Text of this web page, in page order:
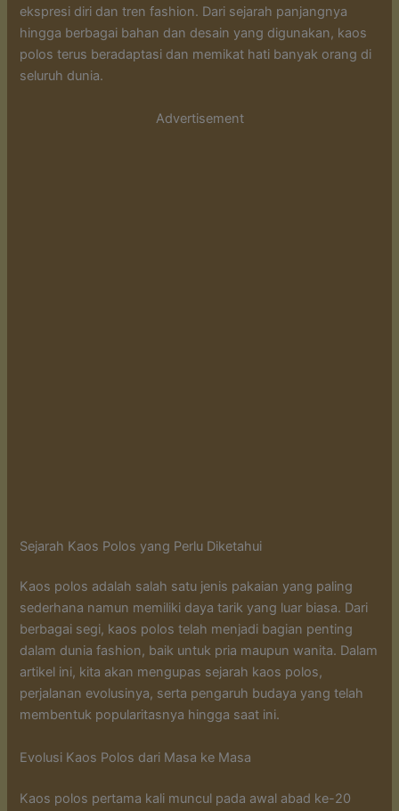
ekspresi diri dan tren fashion. Dari sejarah panjangnya
hingga berbagai bahan dan desain yang digunakan, kaos
polos terus beradaptasi dan memikat hati banyak orang di
seluruh dunia.
Advertisement
Sejarah Kaos Polos yang Perlu Diketahui
Kaos polos adalah salah satu jenis pakaian yang paling
sederhana namun memiliki daya tarik yang luar biasa. Dari
berbagai segi, kaos polos telah menjadi bagian penting
dalam dunia fashion, baik untuk pria maupun wanita. Dalam
artikel ini, kita akan mengupas sejarah kaos polos,
perjalanan evolusinya, serta pengaruh budaya yang telah
membentuk popularitasnya hingga saat ini.
Evolusi Kaos Polos dari Masa ke Masa
Kaos polos pertama kali muncul pada awal abad ke-20